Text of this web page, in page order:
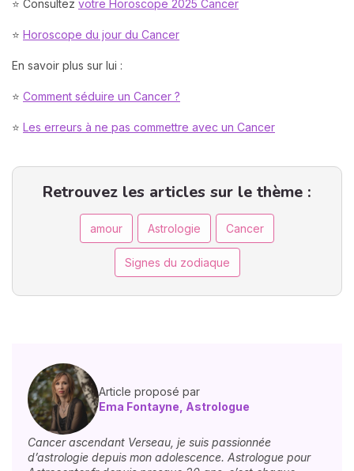
⭐ Consultez votre Horoscope 2025 Cancer
⭐ Horoscope du jour du Cancer
En savoir plus sur lui :
⭐ Comment séduire un Cancer ?
⭐ Les erreurs à ne pas commettre avec un Cancer
Retrouvez les articles sur le thème :
amour Astrologie Cancer
Signes du zodiaque
Article proposé par
Ema Fontayne, Astrologue
Cancer ascendant Verseau, je suis passionnée
d’astrologie depuis mon adolescence. Astrologue pour